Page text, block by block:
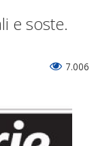
e soste.
7.006